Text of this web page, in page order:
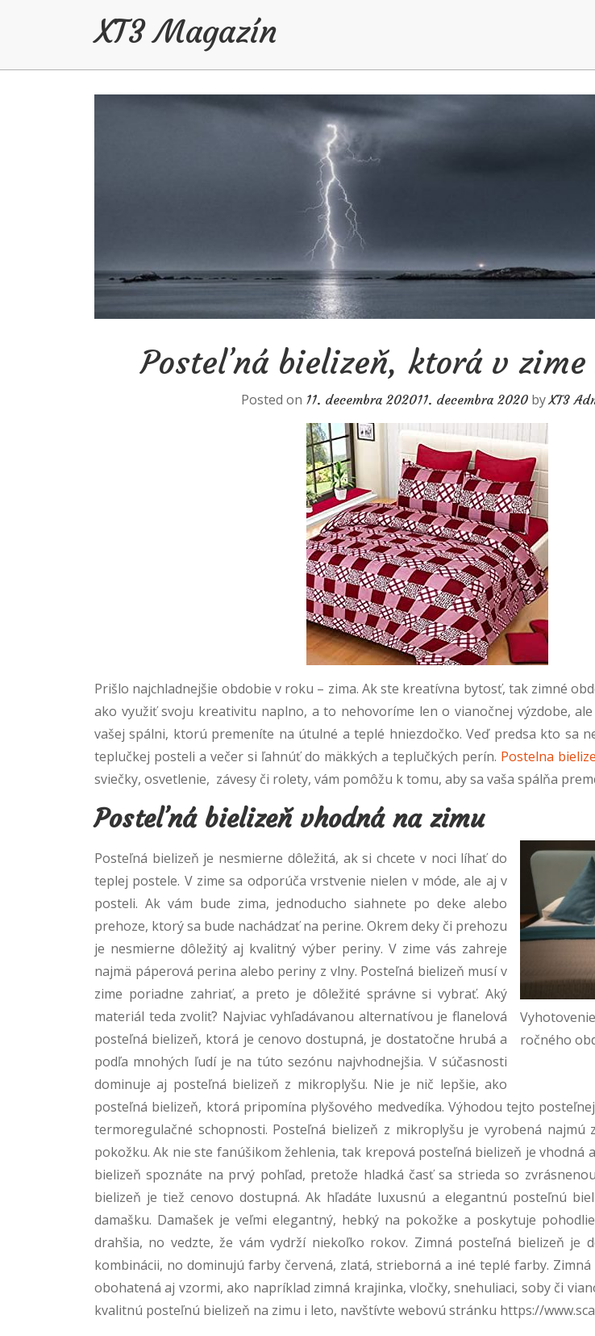
XT3 Magazín
Posteľná bielizeň, ktorá v
Posted on 11. decembra 202011. decembra 2020 byXT3
Prišlo najchladnejšie obdobie v roku – zima. Ak ste kreatívna bytosť, tak zimné
ako využiť svoju kreativitu naplno, a to nehovoríme len o vianočnej výzdobe,
vašej spálni, ktorú premeníte na útulné a teplé hniezdočko. Veď predsa kto sa
teplučkej posteli a večer si ľahnúť do mäkkých a teplučkých perín. Postelna
sviečky, osvetlenie, závesy či rolety, vám pomôžu k tomu, aby sa vaša spálňa
Posteľná bielizeň vhodná na zimu
ročného
Posteľná bielizeň je nesmierne dôležitá, ak si chcete v noci líhať do
teplej postele. V zime sa odporúča vrstvenie nielen v móde, ale aj v
posteli. Ak vám bude zima, jednoducho siahnete po deke alebo
prehoze, ktorý sa bude nachádzať na perine. Okrem deky či prehozu
je nesmierne dôležitý aj kvalitný výber periny. V zime vás zahreje
najmä páperová perina alebo periny z vlny. Posteľná bielizeň musí v
zime poriadne zahriať, a preto je dôležité správne si vybrať. Aký
materiál teda zvoliť? Najviac vyhľadávanou alternatívou je flanelová
posteľná bielizeň, ktorá je cenovo dostupná, je dostatočne hrubá a
podľa mnohých ľudí je na túto sezónu najvhodnejšia. V súčasnosti
dominuje aj posteľná bielizeň z mikroplyšu. Nie je nič lepšie, ako
posteľná bielizeň, ktorá pripomína plyšového medvedíka. Výhodou tejto
termoregulačné schopnosti. Posteľná bielizeň z mikroplyšu je vyrobená najmú
pokožku. Ak nie ste fanúšikom žehlenia, tak krepová posteľná bielizeň je vhodná
bielizeň spoznáte na prvý pohľad, pretože hladká časť sa strieda so
bielizeň je tiež cenovo dostupná. Ak hľadáte luxusnú a elegantnú posteľnú
damašku. Damašek je veľmi elegantný, hebký na pokožke a poskytuje
drahšia, no vedzte, že vám vydrží niekoľko rokov. Zimná posteľná bielizeň je
kombinácii, no dominujú farby červená, zlatá, strieborná a iné teplé farby.
obohatená aj vzormi, ako napríklad zimná krajinka, vločky, snehuliaci, soby či
kvalitnú posteľnú bielizeň na zimu i leto, navštívte webovú stránku https://